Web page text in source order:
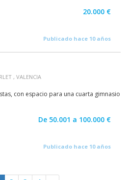
20.000 €
Publicado hace 10 años
, VALENCIA
con espacio para una cuarta gimnasio
De 50.001 a 100.000 €
Publicado hace 10 años